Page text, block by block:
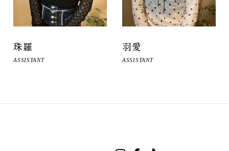
珠羅
ASSISTANT
羽愛
ASSISTANT